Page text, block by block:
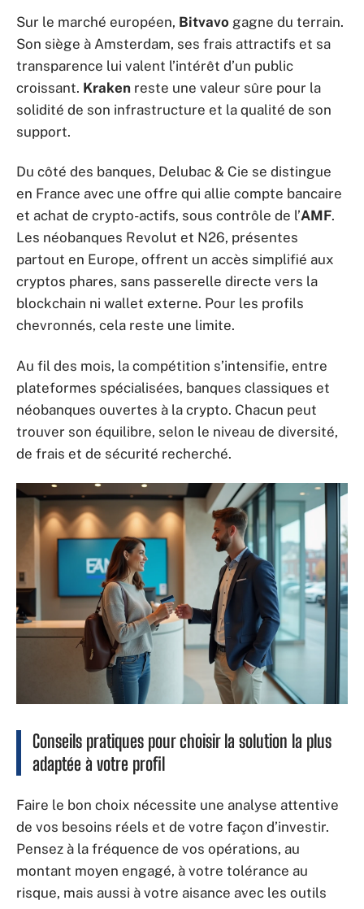
Sur le marché européen, Bitvavo gagne du terrain.
Son siège à Amsterdam, ses frais attractifs et sa
transparence lui valent l’intérêt d’un public
croissant. Kraken reste une valeur sûre pour la
solidité de son infrastructure et la qualité de son
support.
Du côté des banques, Delubac & Cie se distingue
en France avec une offre qui allie compte bancaire
et achat de crypto-actifs, sous contrôle de l’AMF.
Les néobanques Revolut et N26, présentes
partout en Europe, offrent un accès simplifié aux
cryptos phares, sans passerelle directe vers la
blockchain ni wallet externe. Pour les profils
chevronnés, cela reste une limite.
Au fil des mois, la compétition s’intensifie, entre
plateformes spécialisées, banques classiques et
néobanques ouvertes à la crypto. Chacun peut
trouver son équilibre, selon le niveau de diversité,
de frais et de sécurité recherché.
Conseils pratiques pour choisir la solution la plus
adaptée à votre profil
Faire le bon choix nécessite une analyse attentive
de vos besoins réels et de votre façon d’investir.
Pensez à la fréquence de vos opérations, au
montant moyen engagé, à votre tolérance au
risque, mais aussi à votre aisance avec les outils